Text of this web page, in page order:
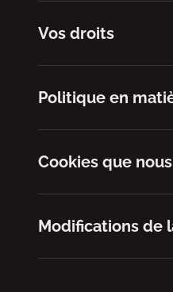
Vos droits
Politique en
Cookies que
Modifications de